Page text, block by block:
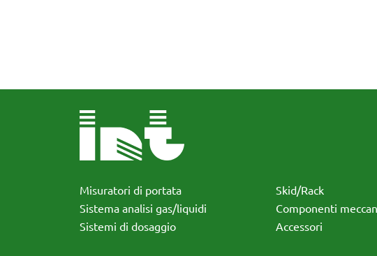
Misuratori di portata
Sistema analisi gas/liquidi
Sistemi di dosaggio
Skid/Rack
Componenti
Accessori